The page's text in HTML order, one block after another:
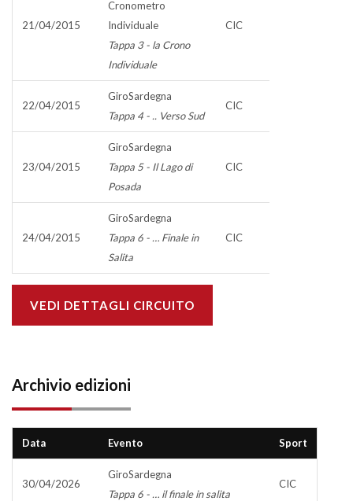
21/04/2015
Cronometro
Individuale
Tappa 3 - la Crono
Individuale
CIC
22/04/2015
GiroSardegna
Tappa 4 - .. Verso Sud
CIC
23/04/2015
GiroSardegna
Tappa 5 - Il Lago di
Posada
CIC
24/04/2015
GiroSardegna
Tappa 6 - … Finale in
Salita
CIC
VEDI DETTAGLI CIRCUITO
Archivio edizioni
Data Evento Sport
30/04/2026
GiroSardegna
Tappa 6 - … il finale in salita
CIC